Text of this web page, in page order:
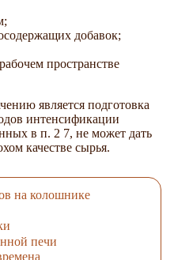
добавок;
пространстве
является подготовка
интенсификации
в п. 2 7, не может дать
качестве сырья.
на колошнике
печи